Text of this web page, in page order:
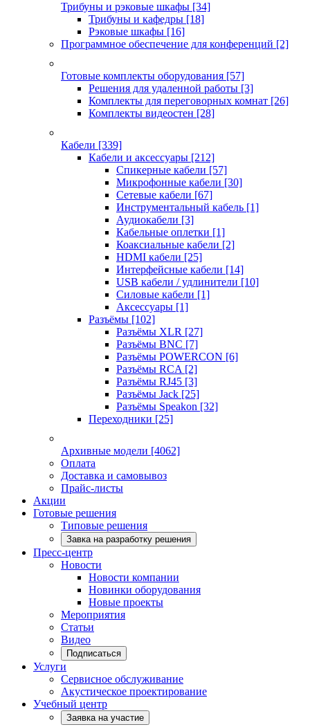
Трибуны и рэковые шкафы [34]
Трибуны и кафедры [18]
Рэковые шкафы [16]
Программное обеспечение для конференций [2]
Готовые комплекты оборудования [57]
Решения для удаленной работы [3]
Комплекты для переговорных комнат [26]
Комплекты видеостен [28]
Кабели [339]
Кабели и аксессуары [212]
Спикерные кабели [57]
Микрофонные кабели [30]
Сетевые кабели [67]
Инструментальный кабель [1]
Аудиокабели [3]
Кабельные оплетки [1]
Коаксиальные кабели [2]
HDMI кабели [25]
Интерфейсные кабели [14]
USB кабели / удлинители [10]
Силовые кабели [1]
Аксессуары [1]
Разъёмы [102]
Разъёмы XLR [27]
Разъёмы BNC [7]
Разъёмы POWERCON [6]
Разъёмы RCA [2]
Разъёмы RJ45 [3]
Разъёмы Jack [25]
Разъёмы Speakon [32]
Переходники [25]
Архивные модели [4062]
Оплата
Доставка и самовывоз
Прайс-листы
Акции
Готовые решения
Типовые решения
Завка на разработку решения
Пресс-центр
Новости
Новости компании
Новинки оборудования
Новые проекты
Мероприятия
Статьи
Видео
Подписаться
Услуги
Сервисное обслуживание
Акустическое проектирование
Учебный центр
Заявка на участие